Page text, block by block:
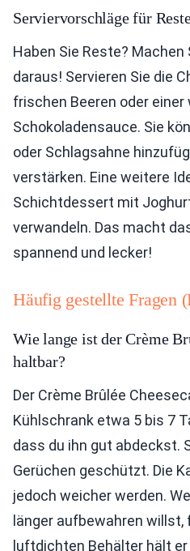
Serviervorschläge für
Haben Sie Reste?
daraus! Servieren Sie die
frischen Beeren oder einer
Schokoladensauce. Sie
oder Schlagsahne
verstärken. Eine weitere
Schichtdessert mit
verwandeln. Das macht
spannend und lecker!
Häufig gestellte Fragen
Wie lange ist der Crème
haltbar?
Der Crème Brûlée
Kühlschrank etwa 5 bis 7
dass du ihn gut abdeckst.
Gerüchen geschützt. Die
jedoch weicher werden.
länger aufbewahren willst,
luftdichten Behälter hält